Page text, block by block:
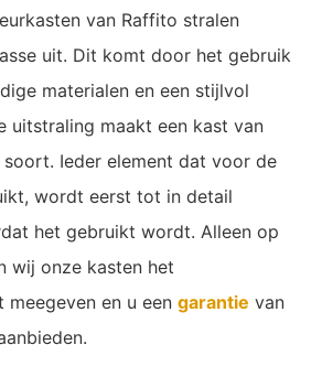
van Raffito stralen
uit. Dit komt door het gebruik
materialen en een stijlvol
uitstraling maakt een kast van
Ieder element dat voor de
wordt eerst tot in detail
het gebruikt wordt. Alleen op
wij onze kasten het
en u een garantie van